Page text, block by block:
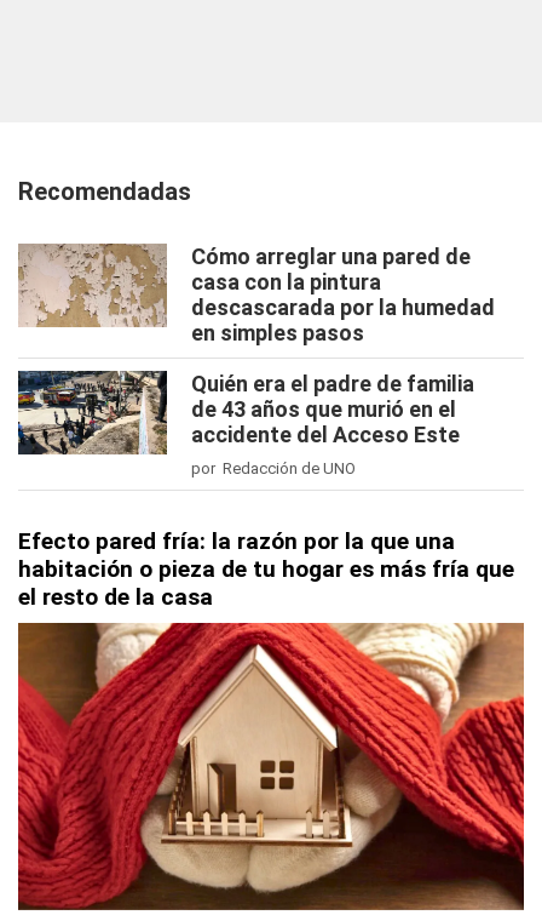
Recomendadas
Cómo arreglar una pared de
casa con la pintura
descascarada por la humedad
en simples pasos
Quién era el padre de familia
de 43 años que murió en el
accidente del Acceso Este
por Redacción de UNO
Efecto pared fría: la razón por la que una
habitación o pieza de tu hogar es más fría que
el resto de la casa